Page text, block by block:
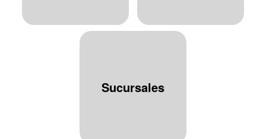
Sucursales